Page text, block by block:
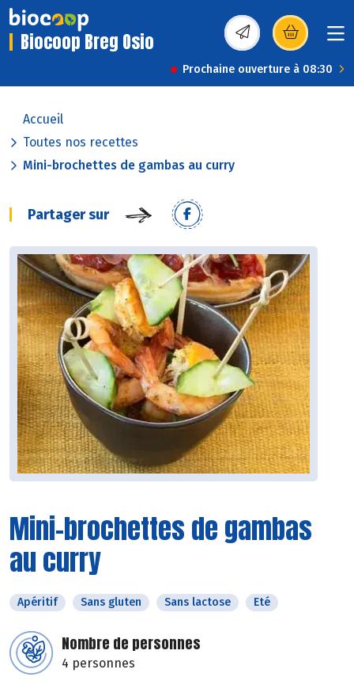
Biocoop Breg Osio (s’ouvre dans une
Prochaine ouverture à 08:30
Accueil
Toutes nos recettes
Mini-brochettes de gambas au curry
Partager sur
Mini-brochettes de gambas
au curry
Apéritif Sans gluten Sans lactose Eté
Nombre de personnes
4 personnes